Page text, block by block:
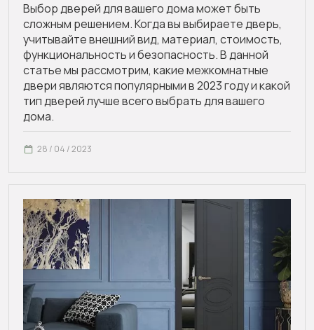
Выбор дверей для вашего дома может быть
сложным решением. Когда вы выбираете дверь,
учитывайте внешний вид, материал, стоимость,
функциональность и безопасность. В данной
статье мы рассмотрим, какие межкомнатные
двери являются популярными в 2023 году и какой
тип дверей лучше всего выбрать для вашего
дома.
28 / 04 / 2023